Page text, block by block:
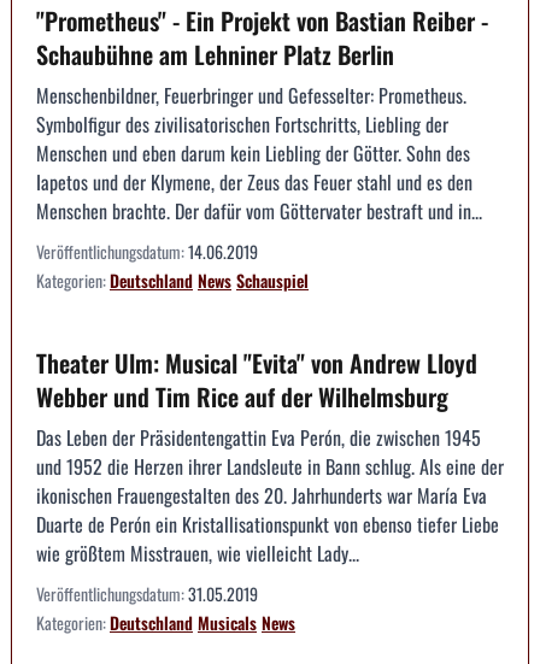
"Prometheus" - Ein Projekt von Bastian Reiber -
Schaubühne am Lehniner Platz Berlin
Menschenbildner, Feuerbringer und Gefesselter: Prometheus.
Symbolfigur des zivilisatorischen Fortschritts, Liebling der
Menschen und eben darum kein Liebling der Götter. Sohn des
Iapetos und der Klymene, der Zeus das Feuer stahl und es den
Menschen brachte. Der dafür vom Göttervater bestraft und in...
Veröffentlichungsdatum:14.06.2019
Kategorien:DeutschlandNewsSchauspiel
Theater Ulm: Musical "Evita" von Andrew Lloyd
Webber und Tim Rice auf der Wilhelmsburg
Das Leben der Präsidentengattin Eva Perón, die zwischen 1945
und 1952 die Herzen ihrer Landsleute in Bann schlug. Als eine der
ikonischen Frauengestalten des 20. Jahrhunderts war María Eva
Duarte de Perón ein Kristallisationspunkt von ebenso tiefer Liebe
wie größtem Misstrauen, wie vielleicht Lady...
Veröffentlichungsdatum:31.05.2019
Kategorien:DeutschlandMusicalsNews